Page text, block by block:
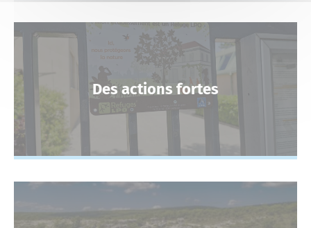
Des actions fortes